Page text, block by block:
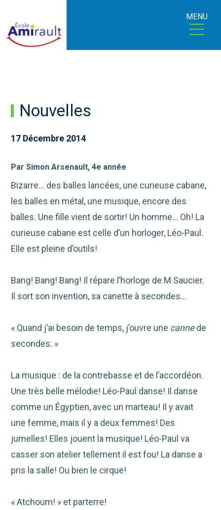
MENU
Nouvelles
17 Décembre 2014
Par Simon Arsenault, 4e année
Bizarre… des balles lancées, une curieuse cabane,
les balles en métal, une musique, encore des
balles. Une fille vient de sortir! Un homme… Oh! La
curieuse cabane est celle d’un horloger, Léo-Paul.
Elle est pleine d’outils!
Bang! Bang! Bang! Il répare l’horloge de M Saucier.
Il sort son invention, sa canette à secondes…
« Quand j’ai besoin de temps, j’ouvre une cannede
secondes. »
La musique : de la contrebasse et de l’accordéon.
Une très belle mélodie! Léo-Paul danse! Il danse
comme un Égyptien, avec un marteau! Il y avait
une femme, mais il y a deux femmes! Des
jumelles! Elles jouent la musique! Léo-Paul va
casser son atelier tellement il est fou! La danse a
pris la salle! Ou bien le cirque!
« Atchoum! » et parterre!